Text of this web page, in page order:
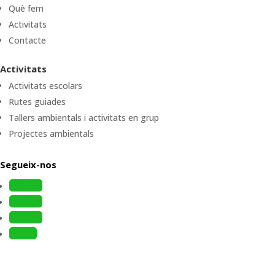
Què fem
Activitats
Contacte
Activitats
Activitats escolars
Rutes guiades
Tallers ambientals i activitats en grup
Projectes ambientals
Segueix-nos
Follow
Follow
Follow
Follow